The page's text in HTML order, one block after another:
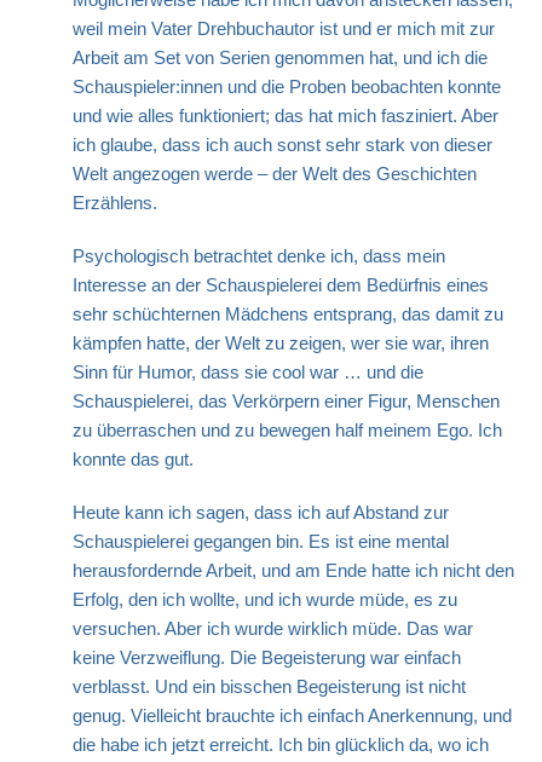
weil mein Vater Drehbuchautor ist und er mich mit zur
Arbeit am Set von Serien genommen hat, und ich die
Schauspieler:innen und die Proben beobachten konnte
und wie alles funktioniert; das hat mich fasziniert. Aber
ich glaube, dass ich auch sonst sehr stark von dieser
Welt angezogen werde – der Welt des Geschichten
Erzählens.
Psychologisch betrachtet denke ich, dass mein
Interesse an der Schauspielerei dem Bedürfnis eines
sehr schüchternen Mädchens entsprang, das damit zu
kämpfen hatte, der Welt zu zeigen, wer sie war, ihren
Sinn für Humor, dass sie cool war … und die
Schauspielerei, das Verkörpern einer Figur, Menschen
zu überraschen und zu bewegen half meinem Ego. Ich
konnte das gut.
Heute kann ich sagen, dass ich auf Abstand zur
Schauspielerei gegangen bin. Es ist eine mental
herausfordernde Arbeit, und am Ende hatte ich nicht den
Erfolg, den ich wollte, und ich wurde müde, es zu
versuchen. Aber ich wurde wirklich müde. Das war
keine Verzweiflung. Die Begeisterung war einfach
verblasst. Und ein bisschen Begeisterung ist nicht
genug. Vielleicht brauchte ich einfach Anerkennung, und
die habe ich jetzt erreicht. Ich bin glücklich da, wo ich